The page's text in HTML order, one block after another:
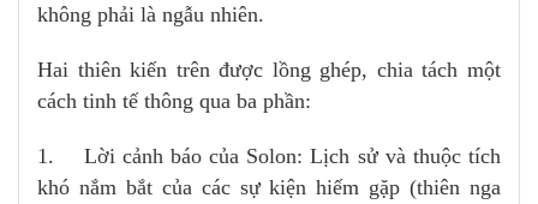
không phải là ngẫu nhiên.
Hai thiên kiến trên được lồng ghép, chia tách một
cách tinh tế thông qua ba phần:
1. Lời cảnh báo của Solon: Lịch sử và thuộc tích
khó nắm bắt của các sự kiện hiếm gặp (thiên nga